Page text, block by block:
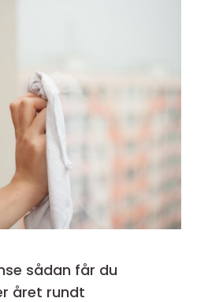
du
året rundt